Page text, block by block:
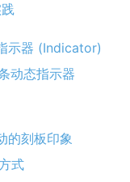
示器 (Indicator)
动态指示器
的刻板印象
式